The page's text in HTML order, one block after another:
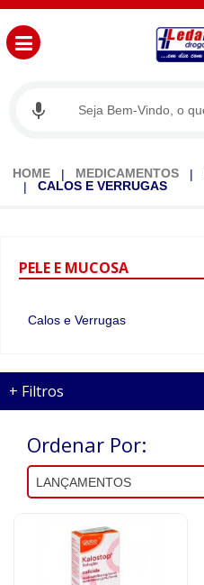
HOME MEDICAMENTOS
CALOS E VERRUGAS
PELE E MUCOSA
Calos e Verrugas
+ Filtros
Ordenar Por: